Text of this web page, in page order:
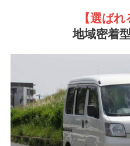
【選ば
地域密着